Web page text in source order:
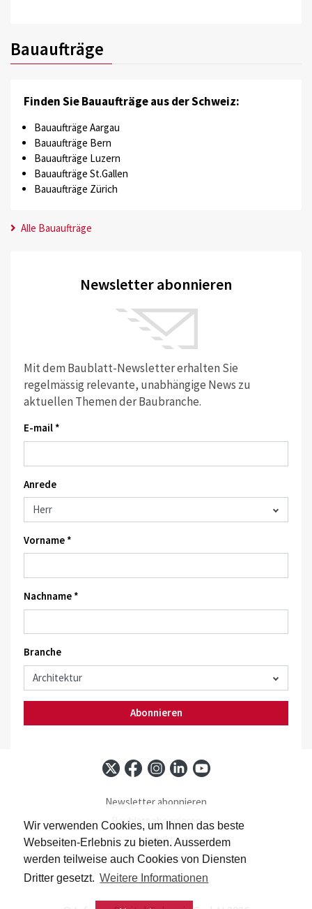
Wir verwenden Cookies, um Ihnen das beste
Webseiten-Erlebnis zu bieten. Ausserdem
werden teilweise auch Cookies von Diensten
Dritter gesetzt. Weitere Informationen
Bauaufträge
Finden Sie Bauaufträge aus der Schweiz:
Bauaufträge Aargau
Bauaufträge Bern
Bauaufträge Luzern
Bauaufträge St.Gallen
Bauaufträge Zürich
Alle Bauaufträge
Newsletter abonnieren
Mit dem Baublatt-Newsletter erhalten Sie
regelmässig relevante, unabhängige News zu
aktuellen Themen der Baubranche.
E-mail *
Anrede
Vorname *
Nachname *
Branche
Abonnieren
Newsletter abonnieren
Baublatt abonnieren
Kontakt
Impressum
Datenschutz